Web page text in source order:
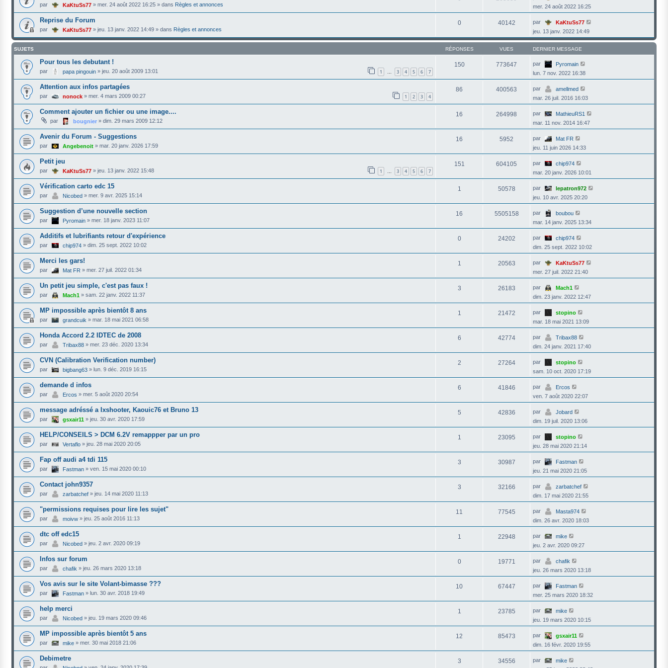
par KaKtuSs77 » mer. 24 août 2022 16:25 » dans Règles et annonces
mer. 24 août 2022 16:25
Reprise du Forum
par KaKtuSs77 » jeu. 13 janv. 2022 14:49 » dans Règles et annonces
0 40142 par
KaKtuSs77
jeu. 13 janv. 2022 14:49
SUJETS RÉPONSES VUES DERNIER MESSAGE
Pour tous les debutant !
par papa pingouin » jeu. 20 août 2009 13:01 1 … 3 4 5 6 7
150 773647 par
Pyromain
lun. 7 nov. 2022 16:38
Attention aux infos partagées
par nonock » mer. 4 mars 2009 00:27 1 2 3 4
86 400563 par
amellmed
mar. 26 juil. 2016 16:03
Comment ajouter un fichier ou une image....
par bougnier » dim. 29 mars 2009 12:12
16 264998 par
MathieuRS1
mar. 11 nov. 2014 16:47
Avenir du Forum - Suggestions
par Angebenoit » mar. 20 janv. 2026 17:59
16 5952 par
Mat FR
jeu. 11 juin 2026 14:33
Petit jeu
par KaKtuSs77 » jeu. 13 janv. 2022 15:48 1 … 3 4 5 6 7
151 604105 par
chip974
mar. 20 janv. 2026 10:01
Vérification carto edc 15
par Nicobed » mer. 9 avr. 2025 15:14
1 50578 par
lepatron972
jeu. 10 avr. 2025 20:20
Suggestion d’une nouvelle section
par Pyromain » mer. 18 janv. 2023 11:07
16 5505158 par
boubou
mar. 14 janv. 2025 13:34
Additifs et lubrifiants retour d'expérience
par chip974 » dim. 25 sept. 2022 10:02
0 24202 par
chip974
dim. 25 sept. 2022 10:02
Merci les gars!
par Mat FR » mer. 27 juil. 2022 01:34
1 20563 par
KaKtuSs77
mer. 27 juil. 2022 21:40
Un petit jeu simple, c'est pas faux !
par Mach1 » sam. 22 janv. 2022 11:37
3 26183 par
Mach1
dim. 23 janv. 2022 12:47
MP impossible après bientôt 8 ans
par grandcuik » mar. 18 mai 2021 06:58
1 21472 par
stopino
mar. 18 mai 2021 13:09
Honda Accord 2.2 IDTEC de 2008
par Tribax88 » mer. 23 déc. 2020 13:34
6 42774 par
Tribax88
dim. 24 janv. 2021 17:40
CVN (Calibration Verification number)
par bigbang63 » lun. 9 déc. 2019 16:15
2 27264 par
stopino
sam. 10 oct. 2020 17:19
demande d infos
par Ercos » mer. 5 août 2020 20:54
6 41846 par
Ercos
ven. 7 août 2020 22:07
message adréssé a Ixshooter, Kaouic76 et Bruno 13
par gsxair11 » jeu. 30 avr. 2020 17:59
5 42836 par
Jobard
dim. 19 juil. 2020 13:06
HELP/CONSEILS > DCM 6.2V remappper par un pro
par Vertaflo » jeu. 28 mai 2020 20:05
1 23095 par
stopino
jeu. 28 mai 2020 21:14
Fap off audi a4 tdi 115
par Fastman » ven. 15 mai 2020 00:10
3 30987 par
Fastman
jeu. 21 mai 2020 21:05
Contact john9357
par zarbatchef » jeu. 14 mai 2020 11:13
3 32166 par
zarbatchef
dim. 17 mai 2020 21:55
"permissions requises pour lire les sujet"
par moivw » jeu. 25 août 2016 11:13
11 77545 par
Masta974
dim. 26 avr. 2020 18:03
dtc off edc15
par Nicobed » jeu. 2 avr. 2020 09:19
1 22948 par
mike
jeu. 2 avr. 2020 09:27
Infos sur forum
par chafik » jeu. 26 mars 2020 13:18
0 19771 par
chafik
jeu. 26 mars 2020 13:18
Vos avis sur le site Volant-bimasse ???
par Fastman » lun. 30 avr. 2018 19:49
10 67447 par
Fastman
mer. 25 mars 2020 18:32
help merci
par Nicobed » jeu. 19 mars 2020 09:46
1 23785 par
mike
jeu. 19 mars 2020 10:15
MP impossible après bientôt 5 ans
par mike » mer. 30 mai 2018 21:06
12 85473 par
gsxair11
dim. 16 févr. 2020 19:55
Debimetre 3 34556 par
mike